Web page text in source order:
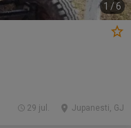
1 /6
Jupanesti, GJ
29 jul.